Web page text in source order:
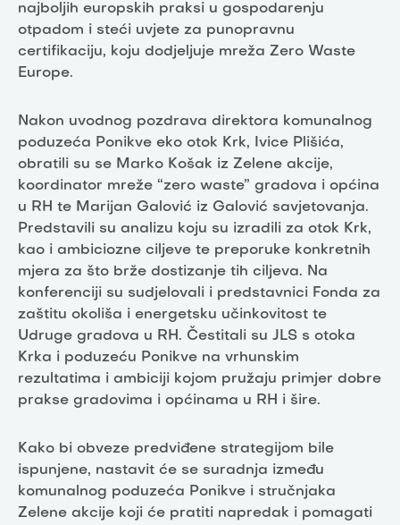
najboljih europskih praksi u gospodarenju
otpadom i steći uvjete za punopravnu
certifikaciju, koju dodjeljuje mreža Zero Waste
Europe.
Nakon uvodnog pozdrava direktora komunalnog
poduzeća Ponikve eko otok Krk, Ivice Plišića,
obratili su se Marko Košak iz Zelene akcije,
koordinator mreže “zero waste” gradova i općina
u RH te Marijan Galović iz Galović savjetovanja.
Predstavili su analizu koju su izradili za otok Krk,
kao i ambiciozne ciljeve te preporuke konkretnih
mjera za što brže dostizanje tih ciljeva. Na
konferenciji su sudjelovali i predstavnici Fonda za
zaštitu okoliša i energetsku učinkovitost te
Udruge gradova u RH. Čestitali su JLS s otoka
Krka i poduzeću Ponikve na vrhunskim
rezultatima i ambiciji kojom pružaju primjer dobre
prakse gradovima i općinama u RH i šire.
Kako bi obveze predviđene strategijom bile
ispunjene, nastavit će se suradnja između
komunalnog poduzeća Ponikve i stručnjaka
Zelene akcije koji će pratiti napredak i pomagati